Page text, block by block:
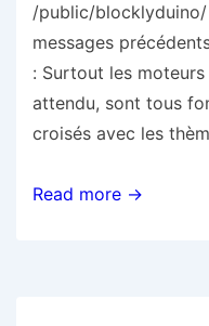
/public/
messages
: Surtout les
attendu, sont tous
croisés avec les
BlocklyDuino
Read more →